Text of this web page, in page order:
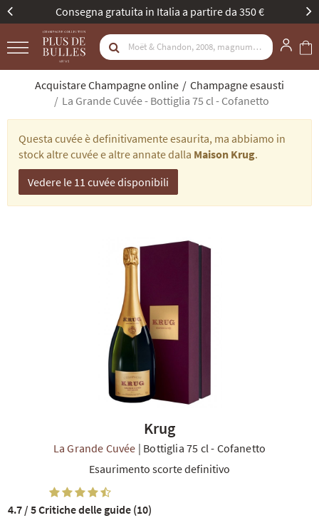
da 350 € Nuova identità, stessa
Acquistare Champagne online
Champagne esausti
La Grande Cuvée - Bottiglia 75 cl - Cofanetto
Questa cuvée è definitivamente esaurita, ma abbiamo in
stock altre cuvée e altre annate dalla Maison Krug.
Vedere le 11 cuvée disponibili
Krug
La Grande Cuvée | Bottiglia 75 cl- Cofanetto
Esaurimento scorte definitivo
4.7 / 5Critiche delle guide (10)